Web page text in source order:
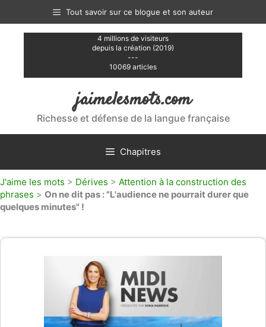
contenu
Tout savoir sur ce blogue et son auteur
4 millions de visiteurs
depuis la création (2019)
---
10069 articles
jaimelesmots.com
Richesse et défense de la langue française
Chapitres
J'aime les mots > Dérives > Attention à la construction des
phrases > On ne dit pas : "L'audience ne pourrait durer que
quelques minutes" !